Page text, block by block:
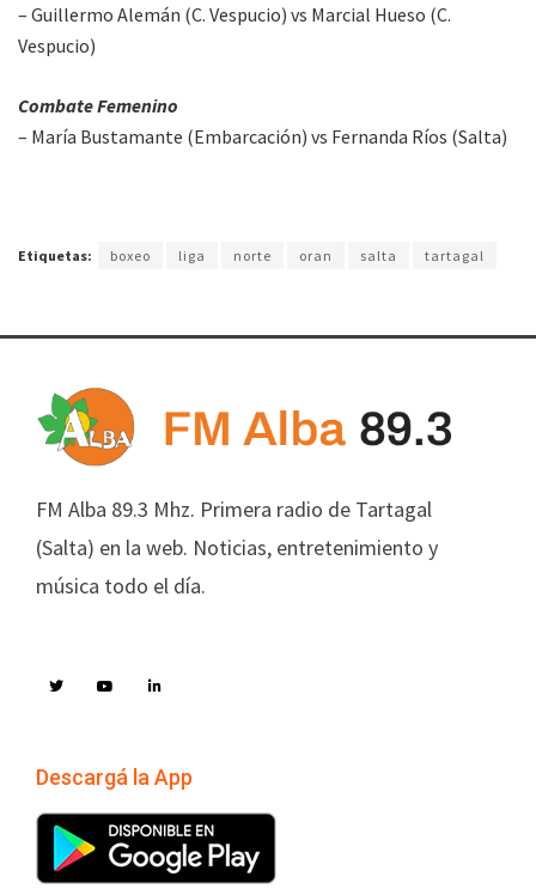
– Guillermo Alemán (C. Vespucio) vs Marcial Hueso (C.
Vespucio)
Combate Femenino
– María Bustamante (Embarcación) vs Fernanda Ríos (Salta)
Etiquetas: boxeo liga norte oran salta tartagal
FM Alba 89.3 Mhz. Primera radio de Tartagal
(Salta) en la web. Noticias, entretenimiento y
música todo el día.
Descargá la App